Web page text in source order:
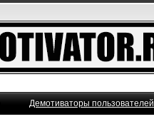
Демотиваторы